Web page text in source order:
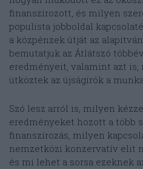
finanszírozott, és milyen
populista jobboldal
a közpénzek útját az
bemutatjuk az Átlátszó
eredményeit, valamint azt is,
ütköztek az újságírók a
Szó lesz arról is, milyen
eredményeket hozott a több
finanszírozás, milyen
nemzetközi konzervatív elit
és mi lehet a sorsa ezeknek